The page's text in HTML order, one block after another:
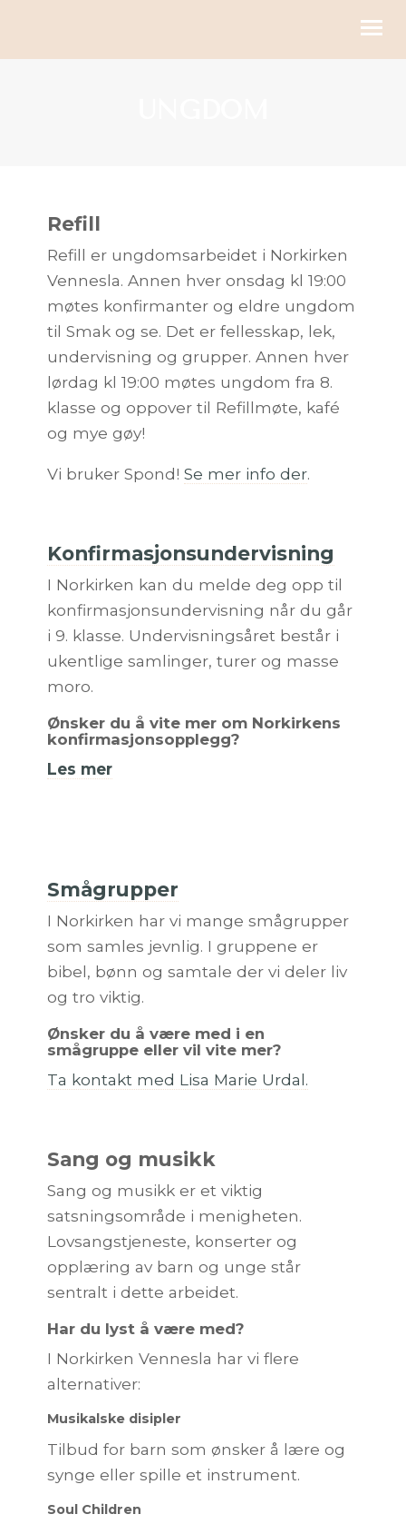
RESSURSER
OM OSS
Refill
Refill er ungdomsarbeidet i Norkirken
Vennesla. Annen hver onsdag kl 19:00
møtes konfirmanter og eldre ungdom
til Smak og se. Det er fellesskap, lek,
undervisning og grupper. Annen hver
lørdag kl 19:00 møtes ungdom fra 8.
klasse og oppover til Refillmøte, kafé
og mye gøy!
Vi bruker Spond! Se mer info der.
Konfirmasjonsundervisning
I Norkirken kan du melde deg opp til
konfirmasjonsundervisning når du går
i 9. klasse. Undervisningsåret består i
ukentlige samlinger, turer og masse
moro.
Ønsker du å vite mer om Norkirkens
konfirmasjonsopplegg?
Les mer
Smågrupper
I Norkirken har vi mange smågrupper
som samles jevnlig. I gruppene er
bibel, bønn og samtale der vi deler liv
og tro viktig.
Ønsker du å være med i en
smågruppe eller vil vite mer?
Ta kontakt med Lisa Marie Urdal.
Sang og musikk
Sang og musikk er et viktig
satsningsområde i menigheten.
Lovsangstjeneste, konserter og
opplæring av barn og unge står
sentralt i dette arbeidet.
Har du lyst å være med?
I Norkirken Vennesla har vi flere
alternativer:
Musikalske disipler
Tilbud for barn som ønsker å lære og
synge eller spille et instrument.
Soul Children